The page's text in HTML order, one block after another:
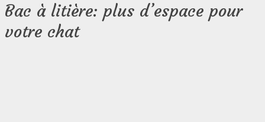
Bac à litière: plus d’espace pour
votre chat